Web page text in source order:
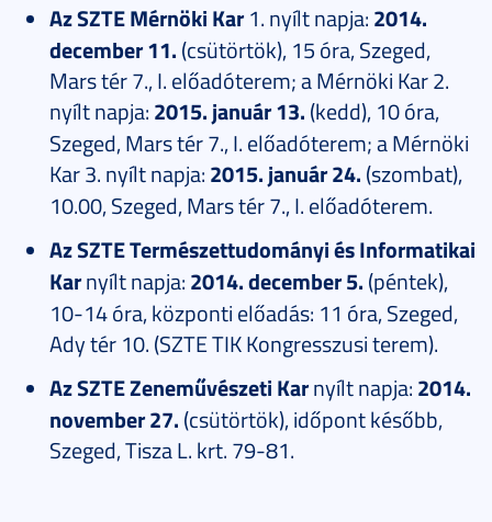
Az SZTE Mérnöki Kar1. nyílt napja: 2014.
december 11. (csütörtök), 15 óra, Szeged,
Mars tér 7., I. előadóterem; a Mérnöki Kar 2.
nyílt napja: 2015. január 13. (kedd), 10 óra,
Szeged, Mars tér 7., I. előadóterem; a Mérnöki
Kar 3. nyílt napja: 2015. január 24. (szombat),
10.00, Szeged, Mars tér 7., I. előadóterem.
Az SZTE Természettudományi és Informatikai
Karnyílt napja: 2014. december 5. (péntek),
10-14 óra, központi előadás: 11 óra, Szeged,
Ady tér 10. (SZTE TIK Kongresszusi terem).
Az SZTE Zeneművészeti Karnyílt napja: 2014.
november 27. (csütörtök), időpont később,
Szeged, Tisza L. krt. 79-81.